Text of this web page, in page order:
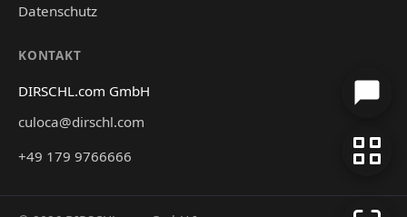
Datenschutz
KONTAKT
DIRSCHL.com GmbH
culoca@dirschl.com
+49 179 9766666